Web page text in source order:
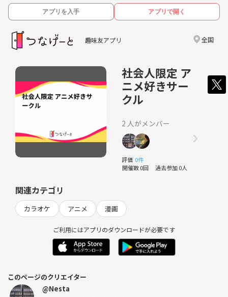
アプリを入手 アプリで開く
趣味友アプリ 全国
社会人限定 ア
ニメ好きサー
クル
2 人がメンバー
評価 0件
開催数 0回 過去参加 0人
関連カテゴリ
カラオケ アニメ 漫画
ご利用にはアプリのダウンロードが必要です
このページのクリエイター
@Nesta